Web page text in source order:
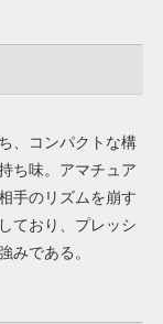
、コンパクトな構
ち味。アマチュア
手のリズムを崩す
ており、プレッシ
みである。